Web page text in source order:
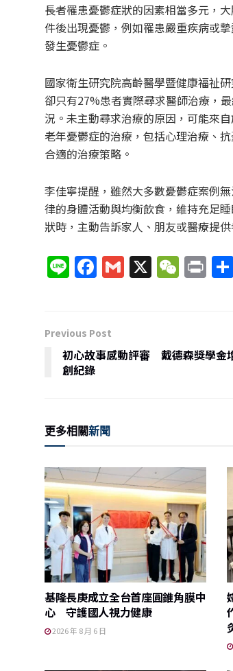
長者罹患憂鬱症狀的因素相當多元，
件後出現憂鬱，例如罹患嚴重疾病或
發生憂鬱症。
國家衛生研究院高齡醫學暨健康福祉
卻只有27%患者實際尋求醫師治療，
況。未主動尋求治療的原因，可能來
老年憂鬱症的治療，包括心理治療、
合適的治療策略。
李佳寧提醒，雖然大多數憂鬱症案例
律的身體活動與均衡飲食，維持充足
狀時，主動告訴家人、朋友或醫療提
Li
n
F
a
e
b
k
G
m
X W
e
at
P
ri
Previous Post
初心故事感動評審 戴德森獎學金
創紀錄
更多相關新聞
基隆長庚成立全台首座圓錐角膜中
心 守護國人視力健康
2026 年 8 月 6 日